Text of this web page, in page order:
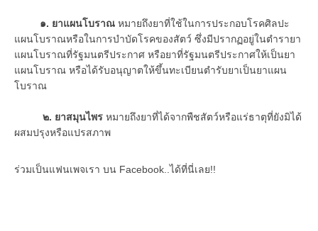
๑. ยาแผนโบราณ หมายถึงยาที่ใช้ในการประกอบโรคศิลปะ
แผนโบราณหรือในการบำบัดโรคของสัตว์ ซึ่งมีปรากฏอยู่ในตำรายา
แผนโบราณที่รัฐมนตรีประกาศ หรือยาที่รัฐมนตรีประกาศให้เป็นยา
แผนโบราณ หรือได้รับอนุญาตให้ขึ้นทะเบียนตำรับยาเป็นยาแผน
โบราณ
๒. ยาสมุนไพร หมายถึงยาที่ได้จากพืชสัตว์หรือแร่ธาตุที่ยังมิได้
ผสมปรุงหรือแปรสภาพ
ร่วมเป็นแฟนเพจเรา บน Facebook..ได้ที่นี่เลย!!